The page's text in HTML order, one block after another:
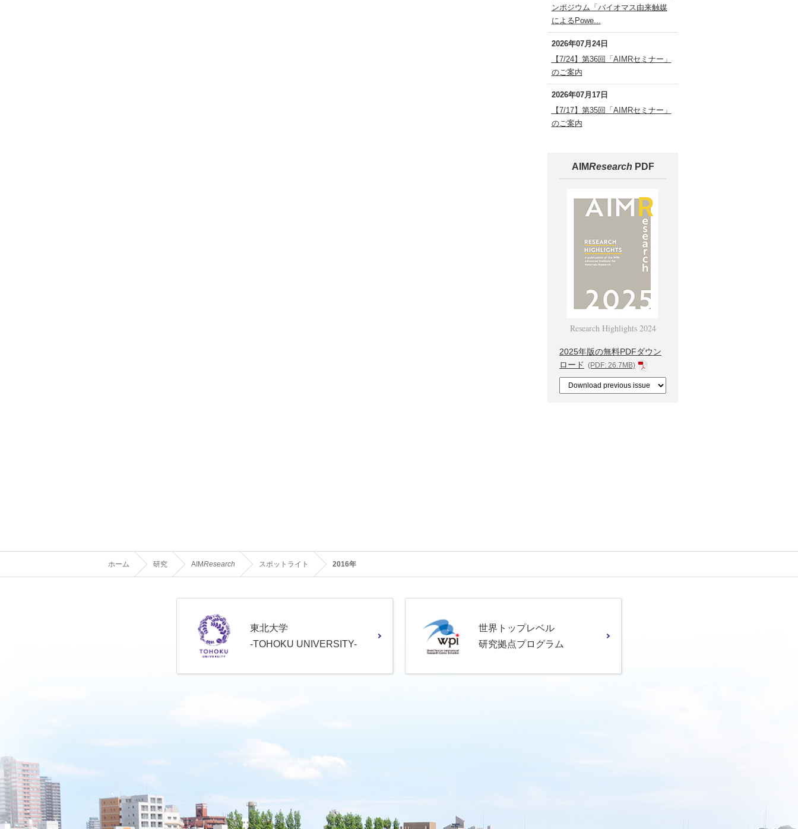
ンポジウム「バイオマス由来触媒
によるPowe...
2026年07月24日
【7/24】第36回「AIMRセミナー」
のご案内
2026年07月17日
【7/17】第35回「AIMRセミナー」
のご案内
AIMResearch PDF
Research Highlights 2024
2025年版の無料PDFダウン
ロード
(PDF: 26.7MB)
ホーム 研究 AIMResearch スポットライト 2016年
東北大学
-TOHOKU UNIVERSITY-
世界トップレベル
研究拠点プログラム